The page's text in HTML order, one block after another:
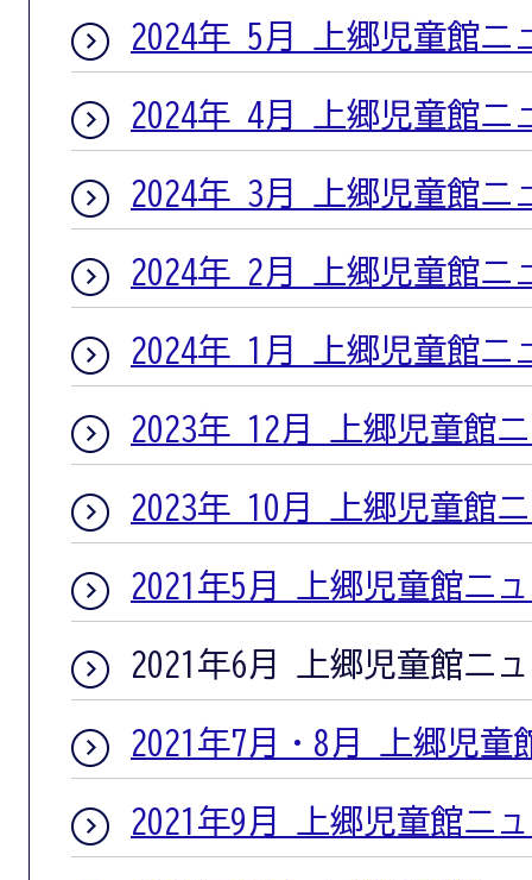
2024年 5月 上郷児童館ニ
2024年 4月 上郷児童館ニ
2024年 3月 上郷児童館ニ
2024年 2月 上郷児童館ニ
2024年 1月 上郷児童館ニ
2023年 12月 上郷児童館
2023年 10月 上郷児童館
2021年5月 上郷児童館ニ
2021年6月 上郷児童館ニ
2021年7月・8月 上郷児童
2021年9月 上郷児童館ニ